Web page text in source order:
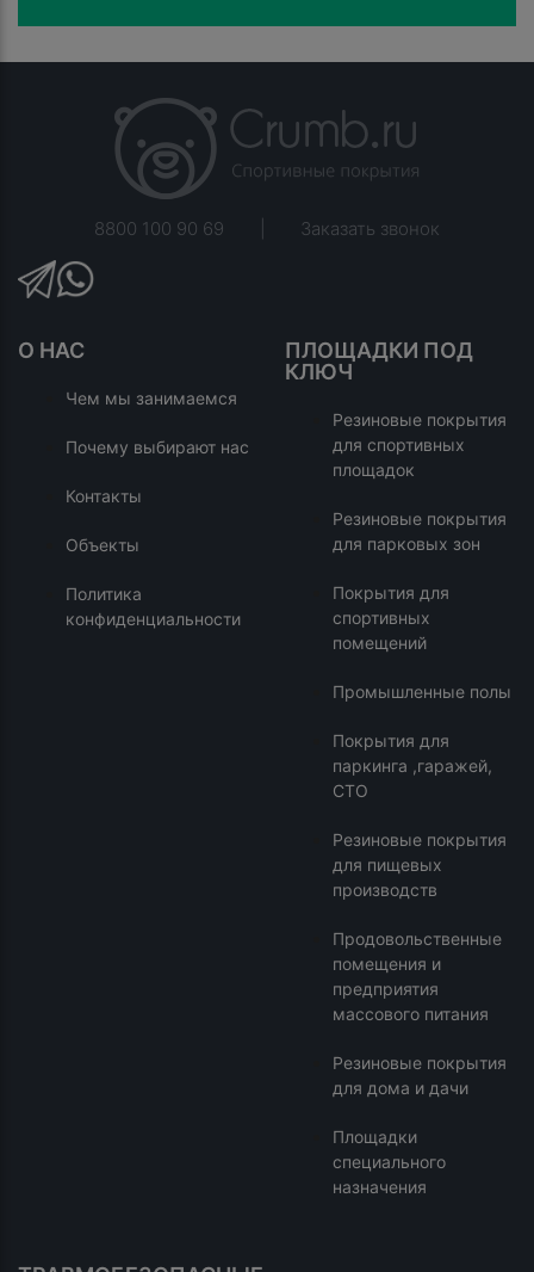
8800 100 90 69 Заказать звонок
О НАС
Чем мы занимаемся
Почему выбирают нас
Контакты
Объекты
Политика
конфиденциальности
ПЛОЩАДКИ ПОД
КЛЮЧ
Резиновые покрытия
для спортивных
площадок
Резиновые покрытия
для парковых зон
Покрытия для
спортивных
помещений
Промышленные полы
Покрытия для
паркинга ,гаражей,
СТО
Резиновые покрытия
для пищевых
производств
Продовольственные
помещения и
предприятия
массового питания
Резиновые покрытия
для дома и дачи
Площадки
специального
назначения